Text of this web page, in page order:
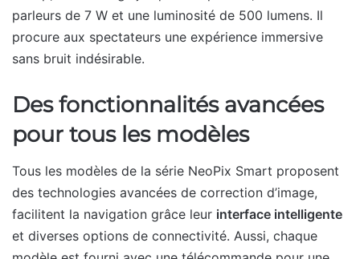
parleurs de 7 W et une luminosité de 500 lumens. Il
procure aux spectateurs une expérience immersive
sans bruit indésirable.
Des fonctionnalités avancées
pour tous les modèles
Tous les modèles de la série NeoPix Smart proposent
des technologies avancées de correction d’image,
facilitent la navigation grâce leur interface intelligente
et diverses options de connectivité. Aussi, chaque